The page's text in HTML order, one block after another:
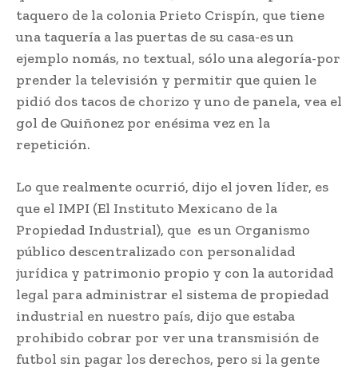
taquero de la colonia Prieto Crispín, que tiene
una taquería a las puertas de su casa-es un
ejemplo nomás, no textual, sólo una alegoría-por
prender la televisión y permitir que quien le
pidió dos tacos de chorizo y uno de panela, vea el
gol de Quiñonez por enésima vez en la
repetición.
Lo que realmente ocurrió, dijo el joven líder, es
que el IMPI (El Instituto Mexicano de la
Propiedad Industrial), que es un Organismo
público descentralizado con personalidad
jurídica y patrimonio propio y con la autoridad
legal para administrar el sistema de propiedad
industrial en nuestro país, dijo que estaba
prohibido cobrar por ver una transmisión de
futbol sin pagar los derechos, pero si la gente